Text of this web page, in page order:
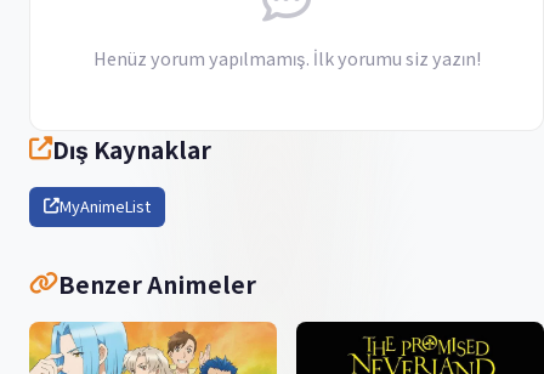
Henüz yorum yapılmamış. İlk yorumu siz yazın!
Dış Kaynaklar
MyAnimeList
Benzer Animeler